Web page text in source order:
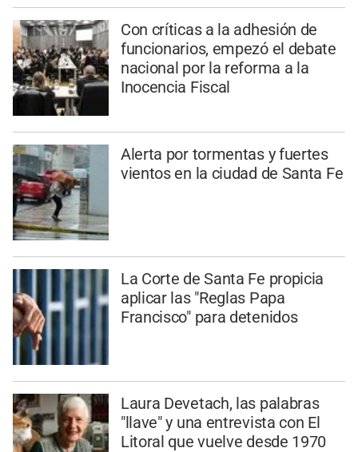
Con críticas a la adhesión de
funcionarios, empezó el debate
nacional por la reforma a la
Inocencia Fiscal
Alerta por tormentas y fuertes
vientos en la ciudad de Santa Fe
La Corte de Santa Fe propicia
aplicar las "Reglas Papa
Francisco" para detenidos
Laura Devetach, las palabras
"llave" y una entrevista con El
Litoral que vuelve desde 1970